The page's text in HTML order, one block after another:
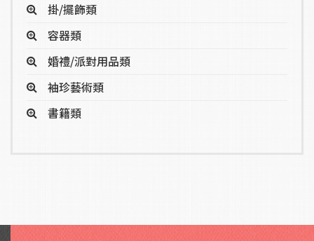
掛/擺飾類
容器類
婚禮/派對用品類
袖珍藝術類
書籍類